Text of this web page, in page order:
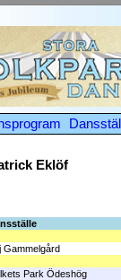
Eklöf
Gammelgård
Park Ödeshög